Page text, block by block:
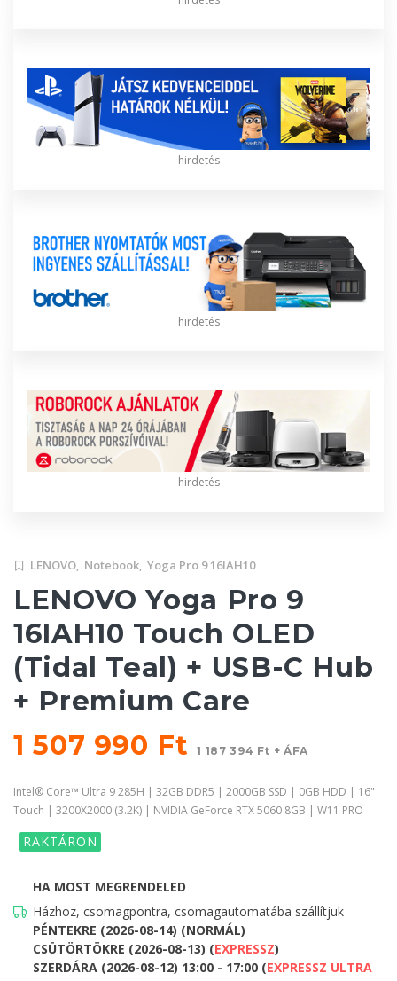
hirdetés
hirdetés
hirdetés
LENOVO, Notebook, Yoga Pro 9 16IAH10
LENOVO Yoga Pro 9
16IAH10 Touch OLED
(Tidal Teal) + USB-C Hub
+ Premium Care
1 507 990 Ft1 187 394 Ft + ÁFA
Intel® Core™ Ultra 9 285H | 32GB DDR5 | 2000GB SSD | 0GB HDD | 16"
Touch | 3200X2000 (3.2K) | NVIDIA GeForce RTX 5060 8GB | W11 PRO
RAKTÁRON
HA MOST MEGRENDELED
Házhoz, csomagpontra, csomagautomatába szállítjuk
PÉNTEKRE (2026-08-14) (NORMÁL)
CSÜTÖRTÖKRE (2026-08-13) (EXPRESSZ)
SZERDÁRA (2026-08-12) 13:00 - 17:00 (EXPRESSZ ULTRA